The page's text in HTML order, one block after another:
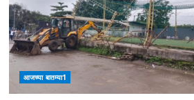
आजच्या बातम्या1